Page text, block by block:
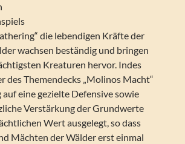
die lebendigen Kräfte der
wachsen beständig und bringen
Kreaturen hervor. Indes
des Themendecks „Molinos Macht“
eine gezielte Defensive sowie
Verstärkung der Grundwerte
Wert ausgelegt, so dass
Mächten der Wälder erst einmal